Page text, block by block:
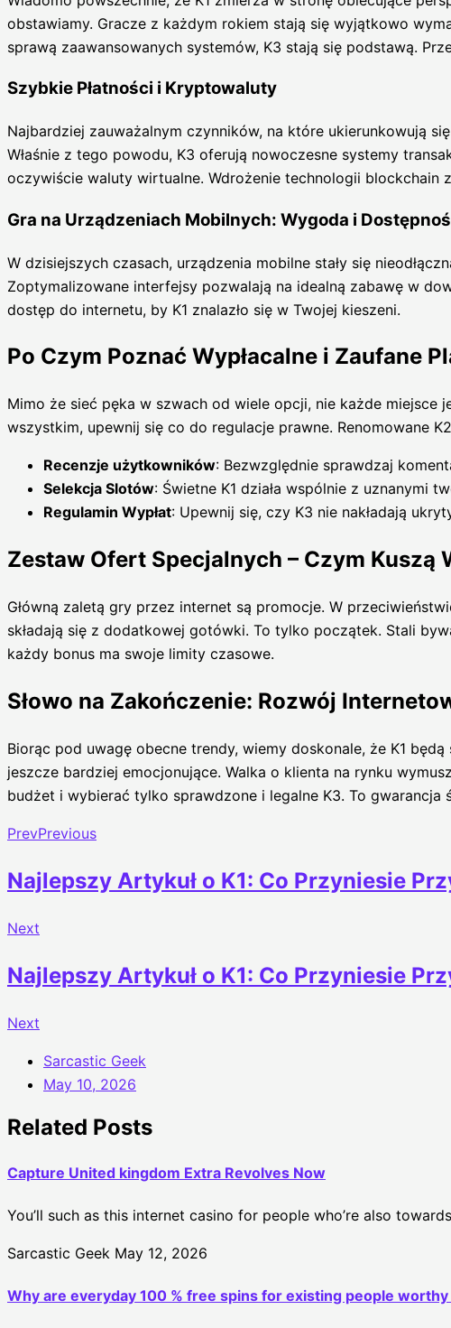
obstawiamy. Gracze z każdym rokiem stają się wyjątkowo
sprawą zaawansowanych systemów, K3 stają się podstawą.
Szybkie Płatności i Kryptowaluty
Najbardziej zauważalnym czynników, na które ukierunkowują
Właśnie z tego powodu, K3 oferują nowoczesne systemy
oczywiście waluty wirtualne. Wdrożenie technologii blockchain
Gra na Urządzeniach Mobilnych: Wygoda i
W dzisiejszych czasach, urządzenia mobilne stały się
Zoptymalizowane interfejsy pozwalają na idealną zabawę w
dostęp do internetu, by K1 znalazło się w Twojej kieszeni.
Po Czym Poznać Wypłacalne i Zaufane
Mimo że sieć pęka w szwach od wiele opcji, nie każde miejsce
wszystkim, upewnij się co do regulacje prawne. Renomowane
Recenzje użytkowników: Bezwzględnie sprawdzaj
Selekcja Slotów: Świetne K1 działa wspólnie z uznanymi
Regulamin Wypłat: Upewnij się, czy K3 nie nakładają
Zestaw Ofert Specjalnych – Czym Kuszą
Główną zaletą gry przez internet są promocje. W
składają się z dodatkowej gotówki. To tylko początek. Stali
każdy bonus ma swoje limity czasowe.
Słowo na Zakończenie: Rozwój
Biorąc pod uwagę obecne trendy, wiemy doskonale, że K1
jeszcze bardziej emocjonujące. Walka o klienta na rynku
budżet i wybierać tylko sprawdzone i legalne K3. To
PrevPrevious
Najlepszy Artykuł o K1: Co Przyniesie
Next
Najlepszy Artykuł o K1: Co Przyniesie
Next
Sarcastic Geek
May 10, 2026
Related Posts
Capture United kingdom Extra Revolves Now
You’ll such as this internet casino for people who’re also
Sarcastic Geek May 12, 2026
Why are everyday 100 % free spins for existing people